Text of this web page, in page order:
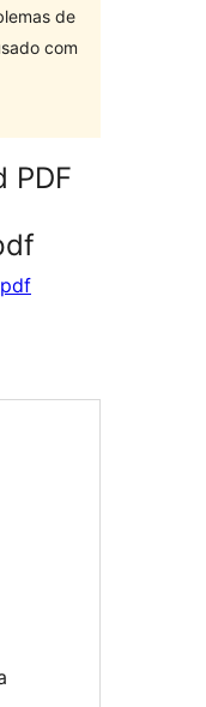
de
com
PDF